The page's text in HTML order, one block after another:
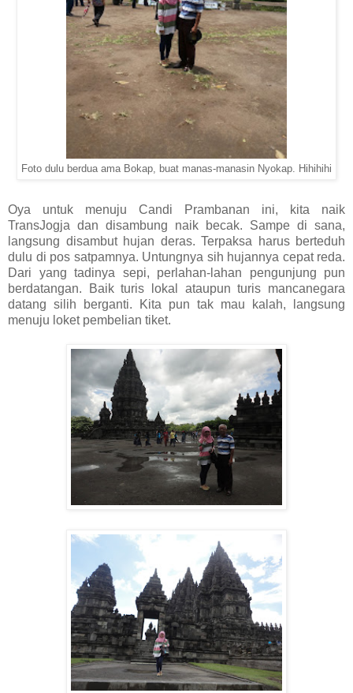
Foto dulu berdua ama Bokap, buat manas-manasin Nyokap. Hihihihi
Oya untuk menuju Candi Prambanan ini, kita naik
TransJogja dan disambung naik becak. Sampe di sana,
langsung disambut hujan deras. Terpaksa harus berteduh
dulu di pos satpamnya. Untungnya sih hujannya cepat reda.
Dari yang tadinya sepi, perlahan-lahan pengunjung pun
berdatangan. Baik turis lokal ataupun turis mancanegara
datang silih berganti. Kita pun tak mau kalah, langsung
menuju loket pembelian tiket.